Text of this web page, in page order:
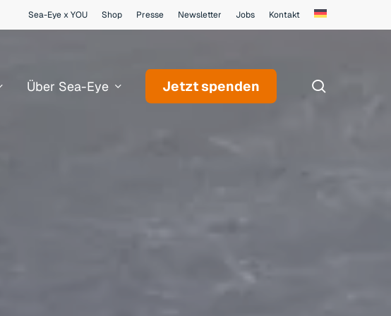
Sea-Eye x YOU Shop Presse Newsletter Jobs Kontakt
Über Sea-Eye Jetzt spenden